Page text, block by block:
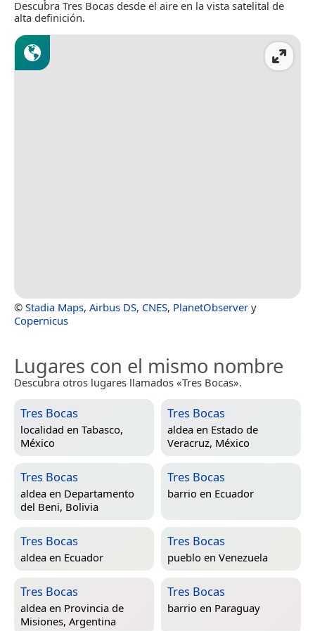
Descubra Tres Bocas desde el aire en la vista satelital de
alta definición.
© Stadia Maps, Airbus DS, CNES, PlanetObserver y
Copernicus
Lugares con el mismo nombre
Descubra otros lugares llamados «Tres Bocas».
Tres Bocas
localidad en Tabasco,
México
Tres Bocas
aldea en Estado de
Veracruz, México
Tres Bocas
aldea en Departamento
del Beni, Bolivia
Tres Bocas
barrio en Ecuador
Tres Bocas
aldea en Ecuador
Tres Bocas
pueblo en Venezuela
Tres Bocas
aldea en Provincia de
Misiones, Argentina
Tres Bocas
barrio en Paraguay